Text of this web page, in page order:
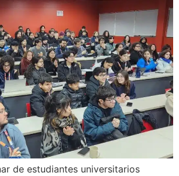
de estudiantes universitarios